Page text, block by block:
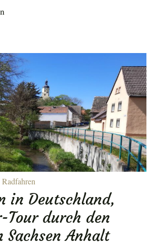
Radfahren
in Deutschland,
Tour durch den
Sachsen Anhalt